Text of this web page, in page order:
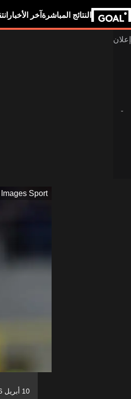
النتائج المباشرة آخر الأخبار
Sport
10 أبريل 2026 ١٧:٥٢-04:00